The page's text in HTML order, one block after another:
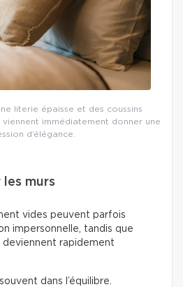
literie épaisse et des coussins
viennent immédiatement donner une
d’élégance.
les murs
vides peuvent parfois
impersonnelle, tandis que
deviennent rapidement
dans l’équilibre.